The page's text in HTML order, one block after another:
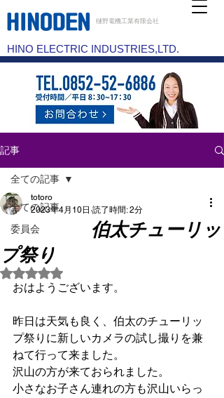
樋野電機工業有限会社
HINO ELECTRIC INDUSTRIES,LTD.
記事
全ての記事
委員会
全ての記事
伯太チューリッ
プ祭り
totoro
2023年4月10日 読了時間: 2分
5つ星のうちNaNと評価されています。
おはようございます。
昨日は天気も良く、伯太のチューリッ
プ祭りに新しいカメラの試し撮りを兼
ねて行って来ました。
沢山の方が来ておられました。
小さなお子さん連れの方も沢山いらっ